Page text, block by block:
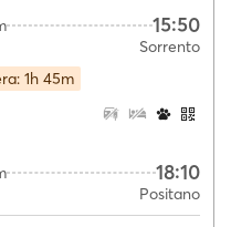
15:50
Sorrento
1h 45m
18:10
Positano